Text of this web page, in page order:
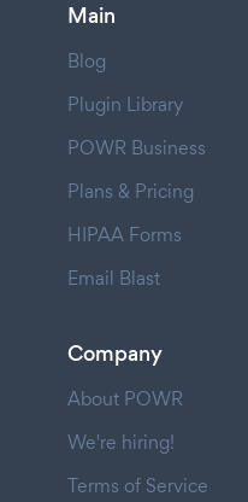
Main
Blog
Plugin Library
POWR Business
Plans & Pricing
HIPAA Forms
Email Blast
Company
About POWR
We're hiring!
Terms of Service